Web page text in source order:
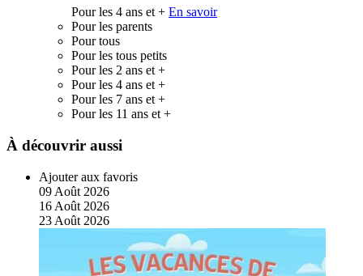
Pour les 4 ans et + En savoir
Pour les parents
Pour tous
Pour les tous petits
Pour les 2 ans et +
Pour les 4 ans et +
Pour les 7 ans et +
Pour les 11 ans et +
À découvrir aussi
Ajouter aux favoris
09 Août 2026
16 Août 2026
23 Août 2026